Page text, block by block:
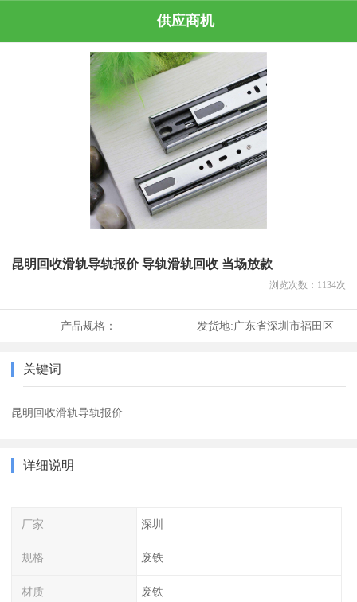
供应商机
昆明回收滑轨导轨报价 导轨滑轨回收 当场放款
浏览次数： 1134次
产品规格： 发货地:广东省深圳市福田区
关键词
昆明回收滑轨导轨报价
详细说明
厂家 深圳
规格 废铁
材质 废铁